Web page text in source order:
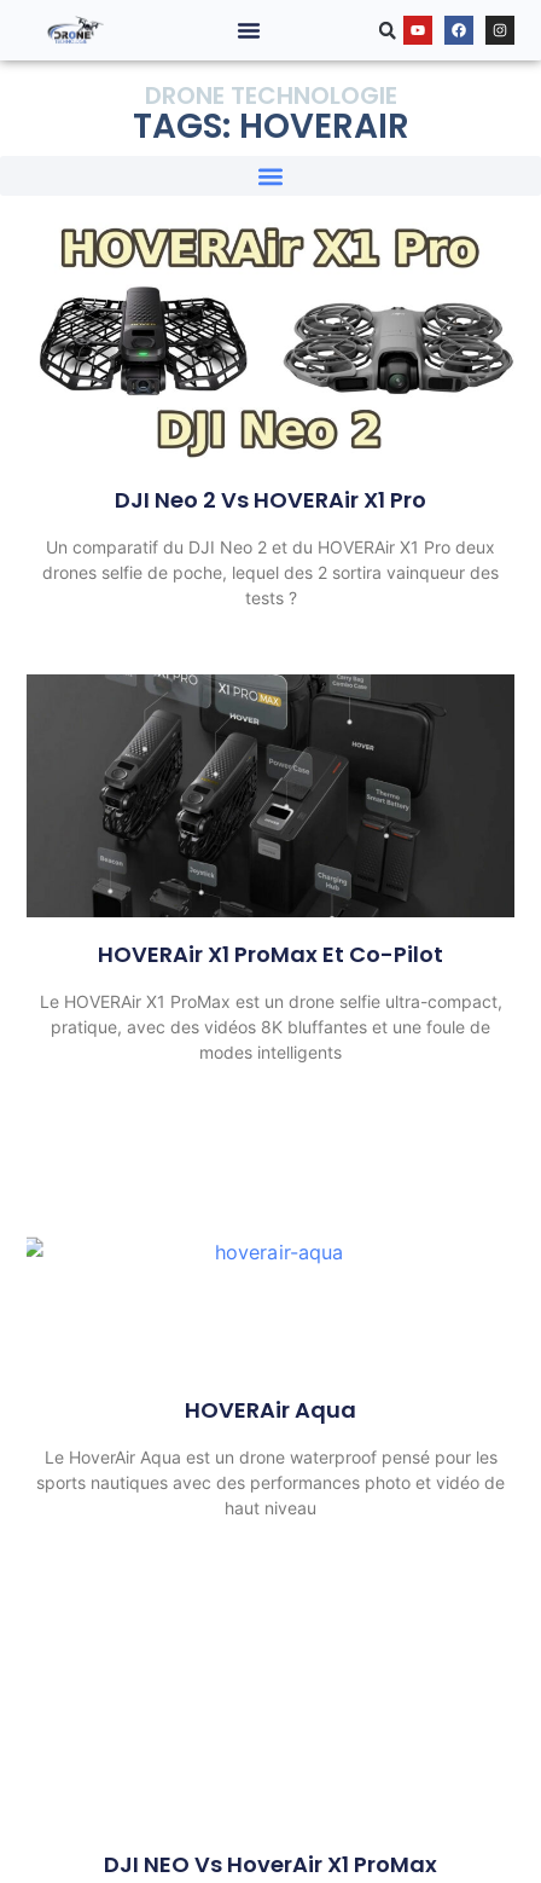
DRONE TECHNOLOGIE
TAGS: HOVERAIR
DJI Neo 2 Vs HOVERAir X1 Pro
Un comparatif du DJI Neo 2 et du HOVERAir X1 Pro deux
drones selfie de poche, lequel des 2 sortira vainqueur des
tests ?
HOVERAir X1 ProMax Et Co-Pilot
Le HOVERAir X1 ProMax est un drone selfie ultra-compact,
pratique, avec des vidéos 8K bluffantes et une foule de
modes intelligents
HOVERAir Aqua
Le HoverAir Aqua est un drone waterproof pensé pour les
sports nautiques avec des performances photo et vidéo de
haut niveau
DJI NEO Vs HoverAir X1 ProMax